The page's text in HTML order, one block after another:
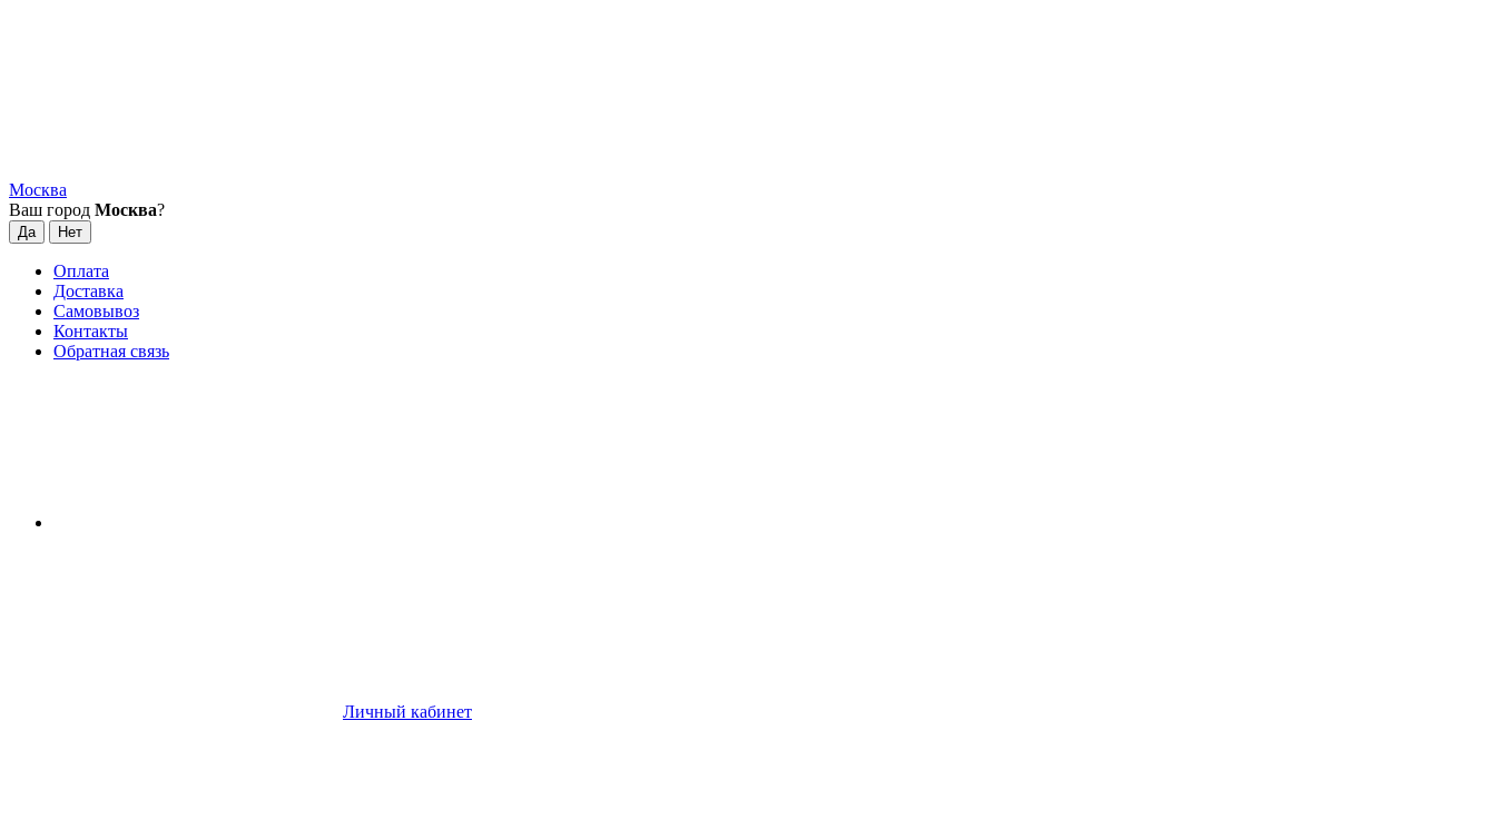
Москва
Ваш город Москва?
Оплата
Доставка
Самовывоз
Контакты
Обратная связь
Личный кабинет